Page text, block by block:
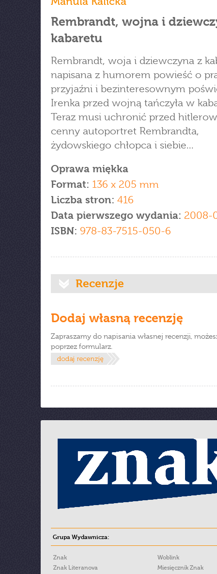
Rembrandt, wojna i
kabaretu
Rembrandt, woja i dziewczyna z
napisana z humorem powieść o
przyjaźni i bezinteresownym
Irenka przed wojną tańczyła w
Teraz musi uchronić przed
cenny autoportret Rembrandta,
żydowskiego chłopca i siebie...
Oprawa miękka
Format: 136 x 205 mm
Liczba stron: 416
Data pierwszego wydania: 2008-
ISBN: 978-83-7515-050-6
Recenzje
Dodaj własną recenzję
Zapraszamy do napisania własnej recenzji,
poprzez formularz.
Grupa Wydawnicza:
Znak
Znak Literanova
Woblink
Miesięcznik Znak